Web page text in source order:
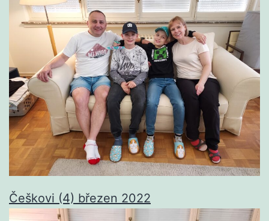
Češkovi (4) březen 2022